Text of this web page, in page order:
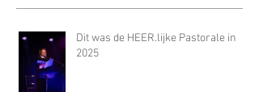
Dit was de HEER.lijke Pastorale in
2025